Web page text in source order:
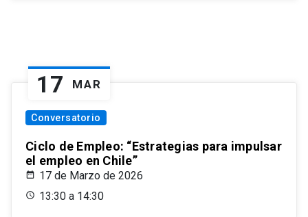
17 MAR
Conversatorio
Ciclo de Empleo: “Estrategias para impulsar
el empleo en Chile”
17 de Marzo de 2026
13:30 a 14:30